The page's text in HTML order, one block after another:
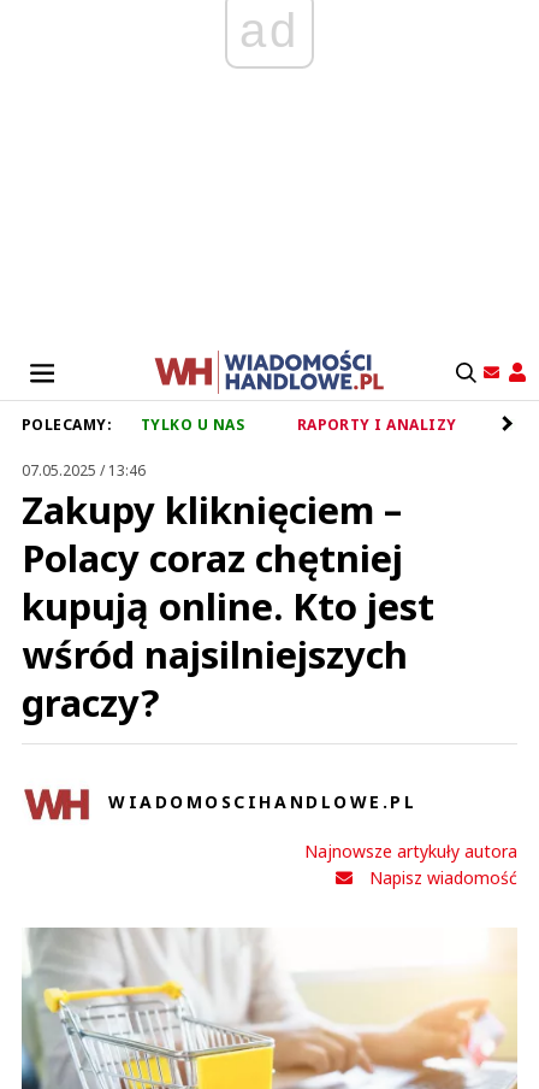
ad
POLECAMY: TYLKO U NAS RAPORTY I ANALIZY
07.05.2025 / 13:46
Zakupy kliknięciem –
Polacy coraz chętniej
kupują online. Kto jest
wśród najsilniejszych
graczy?
WIADOMOSCIHANDLOWE.PL
Najnowsze artykuły autora
Napisz wiadomość